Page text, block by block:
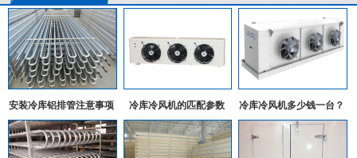
安装冷库铝排管注意事项 冷库冷风机的匹配参数 冷库冷风机多少钱一台？